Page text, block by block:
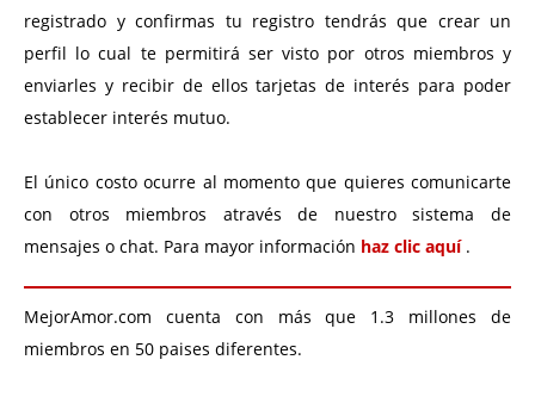
registrado y confirmas tu registro tendrás que crear un
perfil lo cual te permitirá ser visto por otros miembros y
enviarles y recibir de ellos tarjetas de interés para poder
establecer interés mutuo.
El único costo ocurre al momento que quieres comunicarte
con otros miembros através de nuestro sistema de
mensajes o chat. Para mayor información haz clic aquí .
MejorAmor.com cuenta con más que 1.3 millones de
miembros en 50 paises diferentes.